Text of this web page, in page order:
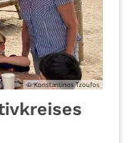
© Konstantinos Tzoufos